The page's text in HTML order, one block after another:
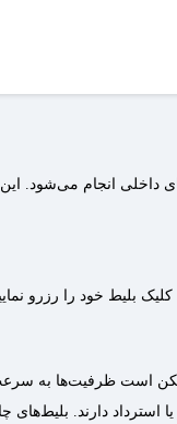
ایرلاین موردنظر را
زمان لغو متفاوت است.
انجام می‌شود. این
بلیط خود را رزرو
ممکن است ظرفیت‌ها به
استرداد دارند.